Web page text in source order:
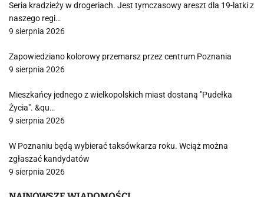
Seria kradzieży w drogeriach. Jest tymczasowy areszt dla 19-latki z
naszego regi…
9 sierpnia 2026
Zapowiedziano kolorowy przemarsz przez centrum Poznania
9 sierpnia 2026
Mieszkańcy jednego z wielkopolskich miast dostaną "Pudełka
Życia". &qu…
9 sierpnia 2026
W Poznaniu będą wybierać taksówkarza roku. Wciąż można
zgłaszać kandydatów
9 sierpnia 2026